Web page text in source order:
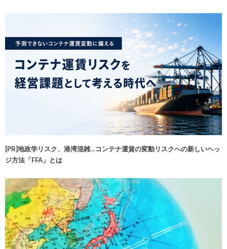
[PR]地政学リスク、港湾混雑…コンテナ運賃の変動リスクへの新しいヘッ
ジ方法「FFA」とは